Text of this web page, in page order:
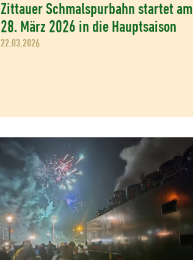
Zittauer Schmalspurbahn startet am
28. März 2026 in die Hauptsaison
22.03.2026